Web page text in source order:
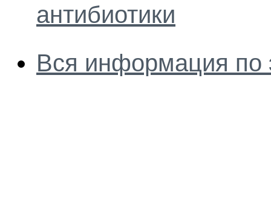
антибиотики
Вся информация по